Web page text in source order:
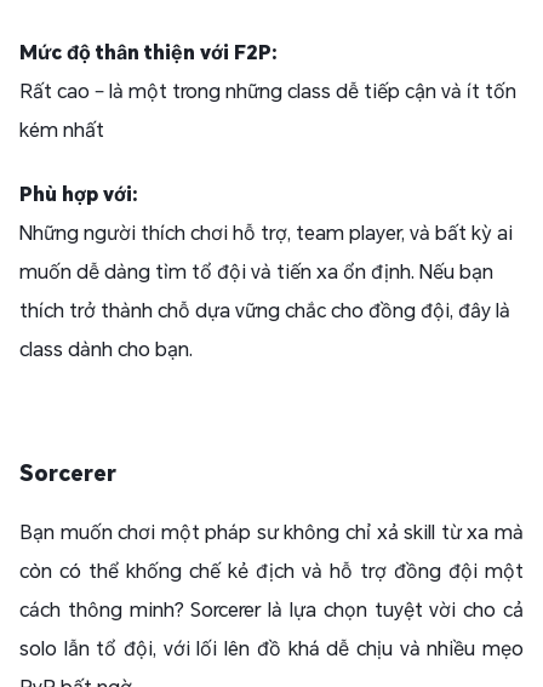
Mức độ thân thiện với F2P:
Rất cao – là một trong những class dễ tiếp cận và ít tốn
kém nhất
Phù hợp với:
Những người thích chơi hỗ trợ, team player, và bất kỳ ai
muốn dễ dàng tìm tổ đội và tiến xa ổn định. Nếu bạn
thích trở thành chỗ dựa vững chắc cho đồng đội, đây là
class dành cho bạn.
Sorcerer
Bạn muốn chơi một pháp sư không chỉ xả skill từ xa mà
còn có thể khống chế kẻ địch và hỗ trợ đồng đội một
cách thông minh? Sorcerer là lựa chọn tuyệt vời cho cả
solo lẫn tổ đội, với lối lên đồ khá dễ chịu và nhiều mẹo